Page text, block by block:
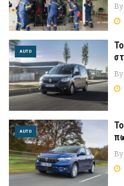
By
AUTO
By
AUTO
By